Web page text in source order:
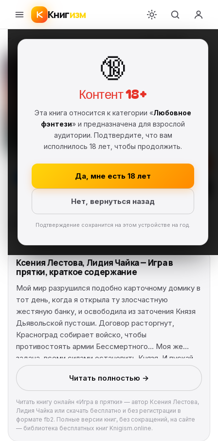
Книгизм
🔞
Контент 18+
Эта книга относится к категории «Любовное
фэнтези» и предназначена для взрослой
аудитории. Подтвердите, что вам
исполнилось 18 лет, чтобы продолжить.
Да, мне есть 18 лет
Нет, вернуться назад
Подтверждение сохранится на этом устройстве на год.
Главная›Любовное фэнтези›Ксения Лестова›Игра в прятки
Игра в прятки
Ксения Лестова
Серия: Выдержано временем (#2)
Скачать FB2
Читать
В библиотеку
Ксения Лестова, Лидия Чайка — Игра в
прятки, краткое содержание
Мой мир разрушился подобно карточному домику в
тот день, когда я открыла ту злосчастную
жестяную банку, и освободила из заточения Князя
Дьявольской пустоши. Договор расторгнут,
Красноград собирает войско, чтобы
противостоять армии Бессмертного... Моя же
задача, всеми силами остановить Князя. И пускай
для этого мне придется поставить все на кон,
включая собственную жизнь... Что ж, я готова
сделать этот шаг.
Читать полностью →
Читать книгу онлайн «Игра в прятки» — автор Ксения Лестова,
Лидия Чайка или скачать бесплатно и без регистрации в
формате fb2. Полные версии книг, без сокращений, на сайте
— библиотека бесплатных книг Knigism.online.